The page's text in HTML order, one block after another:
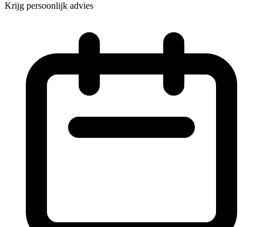
Krijg persoonlijk advies